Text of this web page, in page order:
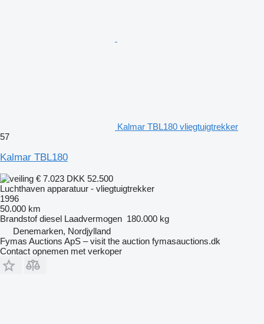
Kalmar TBL180 vliegtuigtrekker
57
Kalmar TBL180
€ 7.023 DKK 52.500
Luchthaven apparatuur - vliegtuigtrekker
1996
50.000 km
Brandstof diesel Laadvermogen 180.000 kg
Denemarken, Nordjylland
Fymas Auctions ApS – visit the auction fymasauctions.dk
Contact opnemen met verkoper